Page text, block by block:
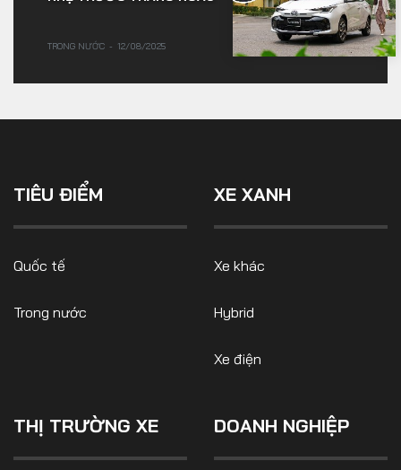
TRONG NƯỚC 12/08/2025
TIÊU ĐIỂM
Quốc tế
Trong nước
XE XANH
Xe khác
Hybrid
Xe điện
THỊ TRƯỜNG XE DOANH NGHIỆP